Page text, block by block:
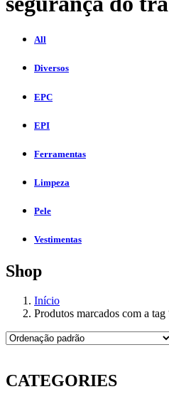
All
Diversos
EPC
EPI
Ferramentas
Limpeza
Pele
Vestimentas
Shop
Início
Produtos marcados com a
CATEGORIES